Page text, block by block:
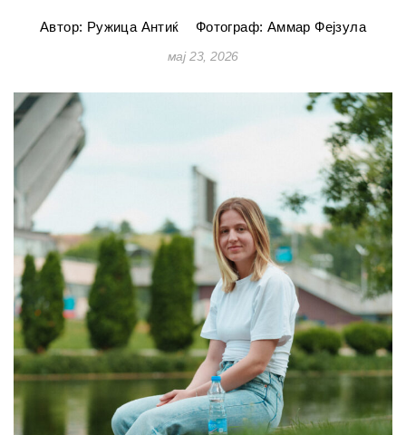
Автор: Ружица Антиќ Фотограф: Аммар Фејзула
мај 23, 2026